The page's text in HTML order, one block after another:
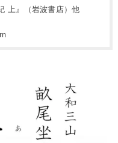
上』（岩波書店）他